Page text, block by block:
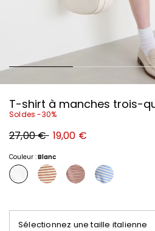
T-shirt à manches trois-
Soldes -30%
Prix
original
€
27,00 € Nouveau
prix
€
19,00 €
Couleur :Blanc
Sélectionnez une taille italienne